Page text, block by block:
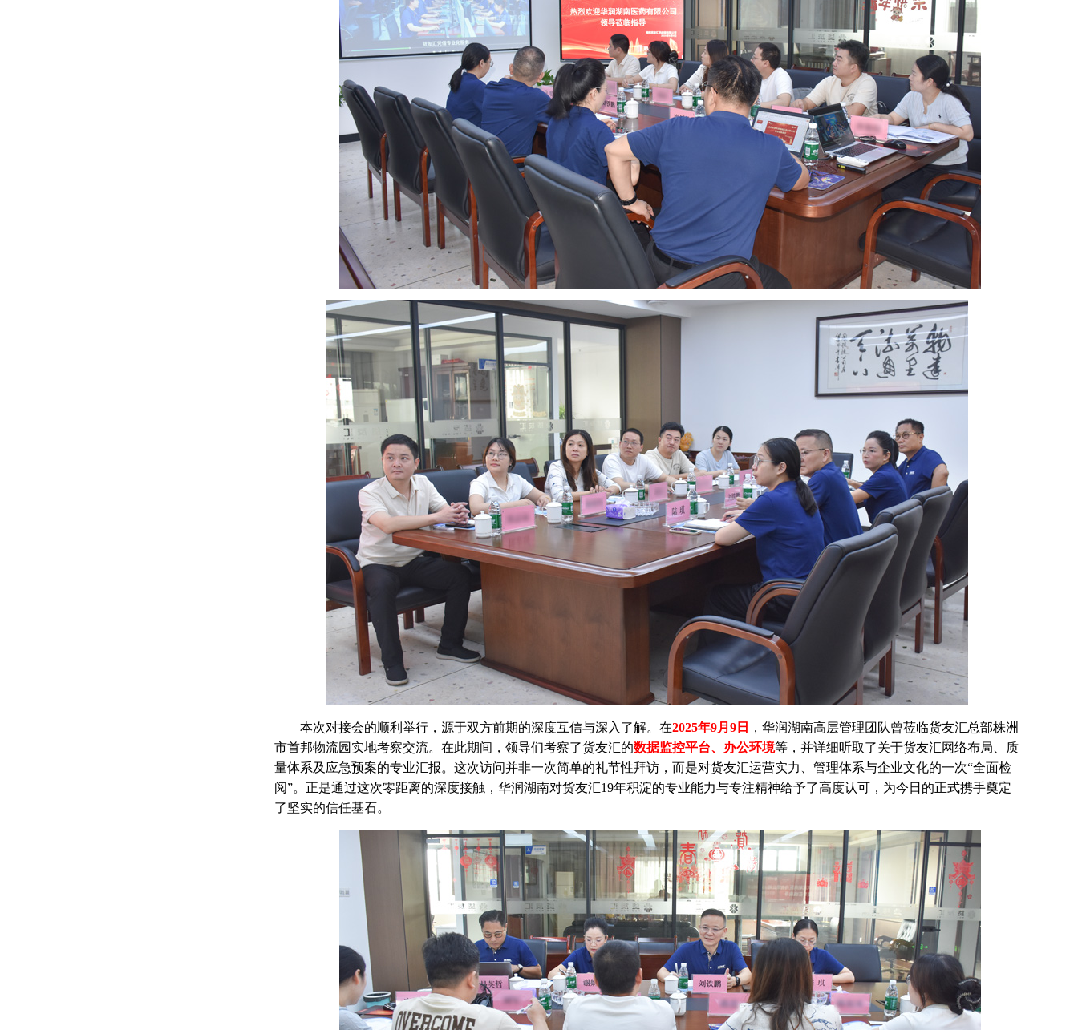
本次对接会的顺利举行，源于双方前期的深度互信与深入了解。在2025年9月9日
，华润湖南高层管理团队曾莅临货友汇总部株洲
市首邦物流园实地考察交流。在此期间，领导们考察了货友汇的数据监控平台、办公环境等，并详细听取了关于货友汇网络布局、质
量体系及应急预案的专业汇报。这次访问并非一次简单的礼节性拜访，而是对货友汇运营实力、管理体系与企业文化的一次“全面检
阅”。正是通过这次零距离的深度接触，华润湖南对货友汇19年积淀的专业能力与专注精神给予了高度认可，为今日的正式携手奠定
了坚实的信任基石。